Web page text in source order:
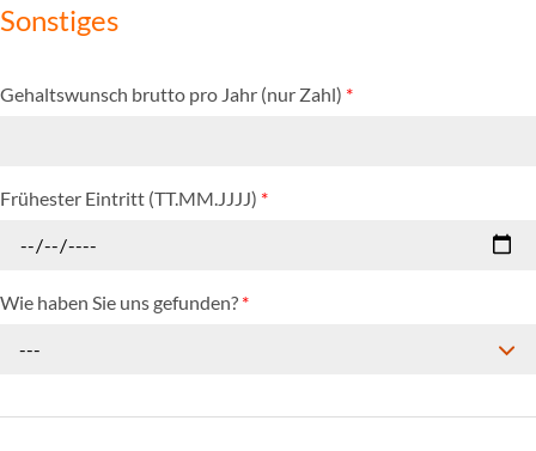
Sonstiges
Gehaltswunsch brutto pro Jahr (nur Zahl) *
Frühester Eintritt (TT.MM.JJJJ) *
Wie haben Sie uns gefunden? *
---